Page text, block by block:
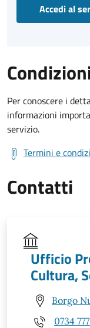
Accedi al
Per conoscere i
informazioni
servizio.
Termini e
Contatti
Ufficio
Cultura,
Borgo
0734